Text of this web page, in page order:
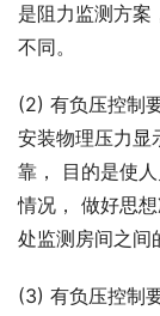
是阻力监测方案
不同。
(2) 有负压控制
安装物理压力显
靠， 目的是使
情况， 做好思
处监测房间之间
(3) 有负压控制